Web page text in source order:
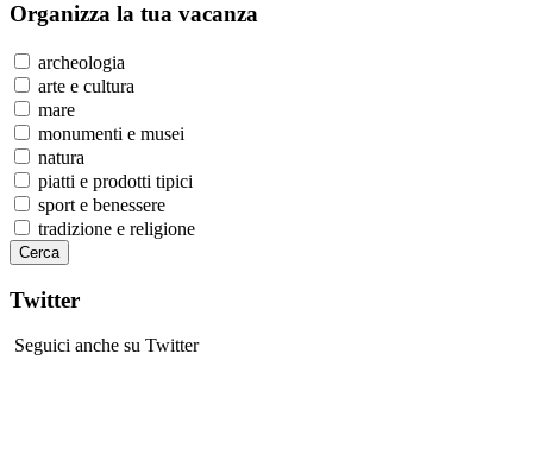
Organizza la tua vacanza
archeologia
arte e cultura
mare
monumenti e musei
natura
piatti e prodotti tipici
sport e benessere
tradizione e religione
Twitter
Seguici anche su Twitter